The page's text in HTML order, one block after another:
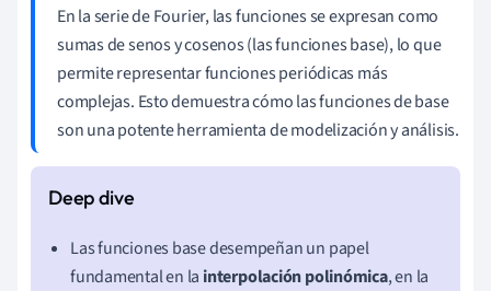
En la serie de Fourier, las funciones se expresan como
sumas de senos y cosenos (las funciones base), lo que
permite representar funciones periódicas más
complejas. Esto demuestra cómo las funciones de base
son una potente herramienta de modelización y análisis.
Las funciones base desempeñan un papel
fundamental en la interpolación polinómica, en la